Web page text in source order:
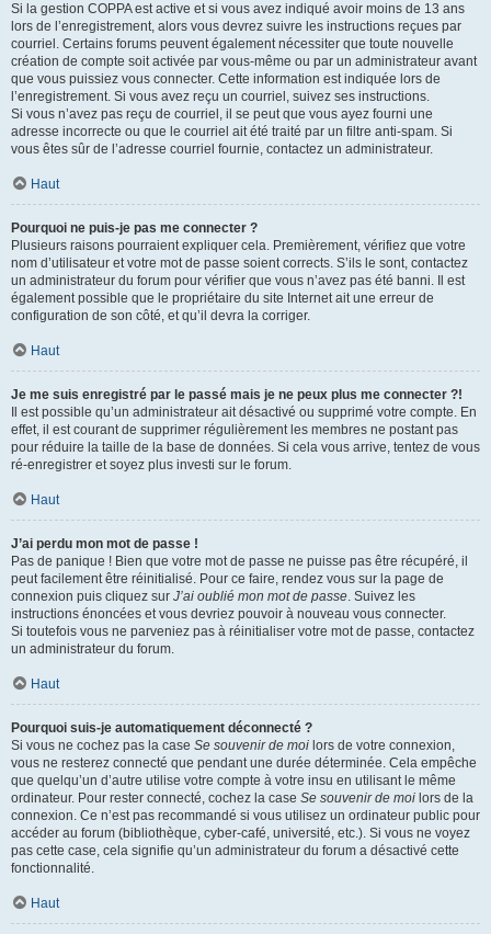
Si la gestion COPPA est active et si vous avez indiqué avoir moins de 13 ans
lors de l’enregistrement, alors vous devrez suivre les instructions reçues par
courriel. Certains forums peuvent également nécessiter que toute nouvelle
création de compte soit activée par vous-même ou par un administrateur avant
que vous puissiez vous connecter. Cette information est indiquée lors de
l’enregistrement. Si vous avez reçu un courriel, suivez ses instructions.
Si vous n’avez pas reçu de courriel, il se peut que vous ayez fourni une
adresse incorrecte ou que le courriel ait été traité par un filtre anti-spam. Si
vous êtes sûr de l’adresse courriel fournie, contactez un administrateur.
Haut
Pourquoi ne puis-je pas me connecter ?
Plusieurs raisons pourraient expliquer cela. Premièrement, vérifiez que votre
nom d’utilisateur et votre mot de passe soient corrects. S’ils le sont, contactez
un administrateur du forum pour vérifier que vous n’avez pas été banni. Il est
également possible que le propriétaire du site Internet ait une erreur de
configuration de son côté, et qu’il devra la corriger.
Haut
Je me suis enregistré par le passé mais je ne peux plus me connecter ?!
Il est possible qu’un administrateur ait désactivé ou supprimé votre compte. En
effet, il est courant de supprimer régulièrement les membres ne postant pas
pour réduire la taille de la base de données. Si cela vous arrive, tentez de vous
ré-enregistrer et soyez plus investi sur le forum.
Haut
J’ai perdu mon mot de passe !
Pas de panique ! Bien que votre mot de passe ne puisse pas être récupéré, il
peut facilement être réinitialisé. Pour ce faire, rendez vous sur la page de
connexion puis cliquez sur J’ai oublié mon mot de passe. Suivez les
instructions énoncées et vous devriez pouvoir à nouveau vous connecter.
Si toutefois vous ne parveniez pas à réinitialiser votre mot de passe, contactez
un administrateur du forum.
Haut
Pourquoi suis-je automatiquement déconnecté ?
Si vous ne cochez pas la case Se souvenir de moi lors de votre connexion,
vous ne resterez connecté que pendant une durée déterminée. Cela empêche
que quelqu’un d’autre utilise votre compte à votre insu en utilisant le même
ordinateur. Pour rester connecté, cochez la case Se souvenir de moi lors de la
connexion. Ce n’est pas recommandé si vous utilisez un ordinateur public pour
accéder au forum (bibliothèque, cyber-café, université, etc.). Si vous ne voyez
pas cette case, cela signifie qu’un administrateur du forum a désactivé cette
fonctionnalité.
Haut